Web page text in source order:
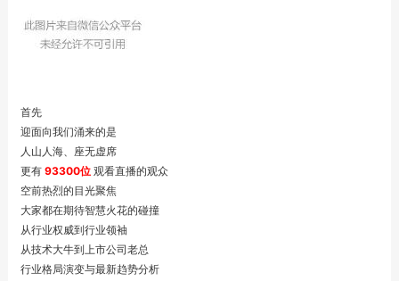
首先
迎面向我们涌来的是
人山人海、座无虚席
更有 93300位 观看直播的观众
空前热烈的目光聚焦
大家都在期待智慧火花的碰撞
从行业权威到行业领袖
从技术大牛到上市公司老总
行业格局演变与最新趋势分析